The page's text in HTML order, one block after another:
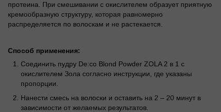
протеина. При смешивании с окислителем образует приятную
кремообразную структуру, которая равномерно
распределяется по волоскам и не растекается.
Способ применения:
Соединить пудру De:co Blond Powder ZOLA 2 в 1 с
окислителем Зола согласно инструкции, где указаны
пропорции.
Нанести смесь на волоски и оставить на 2 – 20 минут в
зависимости от желаемых результатов.